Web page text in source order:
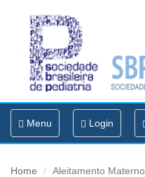
Toggle
navigation
Menu Login
Home Aleitamento Materno